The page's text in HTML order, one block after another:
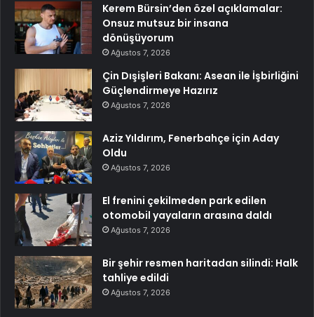
Kerem Bürsin’den özel açıklamalar:
Onsuz mutsuz bir insana
dönüşüyorum
Ağustos 7, 2026
Çin Dışişleri Bakanı: Asean ile İşbirliğini
Güçlendirmeye Hazırız
Ağustos 7, 2026
Aziz Yıldırım, Fenerbahçe için Aday
Oldu
Ağustos 7, 2026
El frenini çekilmeden park edilen
otomobil yayaların arasına daldı
Ağustos 7, 2026
Bir şehir resmen haritadan silindi: Halk
tahliye edildi
Ağustos 7, 2026